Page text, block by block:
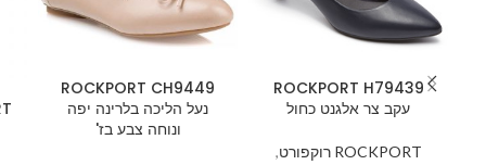
ROCKPORT H79439
עקב צר אלגנט כחול
ROCKPORT רוקפורט
,
ROCKPORT CH9449
נעל הליכה בלרינה יפה
ונוחה צבע בז'